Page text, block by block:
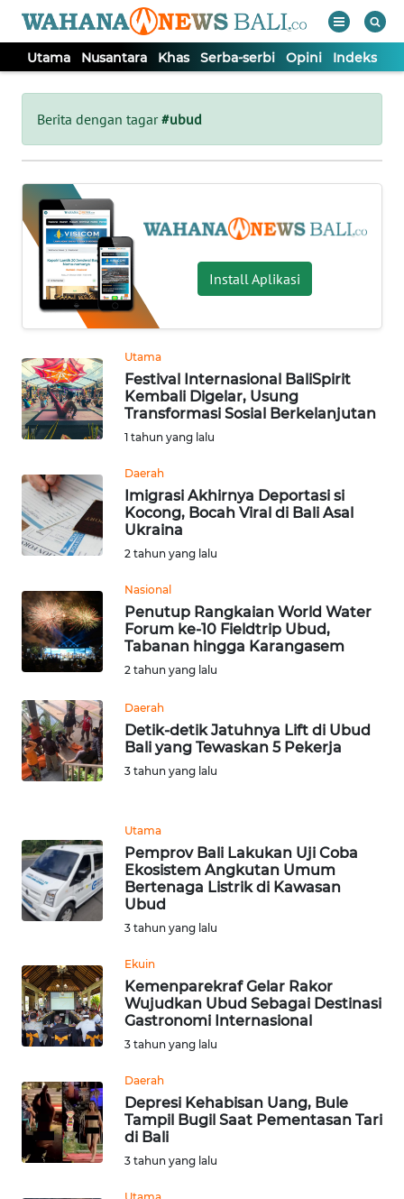
Utama Nusantara Khas Serba-serbi Opini Indeks
Berita dengan tagar#ubud
Install Aplikasi
Utama
Festival Internasional BaliSpirit
Kembali Digelar, Usung
Transformasi Sosial Berkelanjutan
1 tahun yang lalu
Daerah
Imigrasi Akhirnya Deportasi si
Kocong, Bocah Viral di Bali Asal
Ukraina
2 tahun yang lalu
Nasional
Penutup Rangkaian World Water
Forum ke-10 Fieldtrip Ubud,
Tabanan hingga Karangasem
2 tahun yang lalu
Daerah
Detik-detik Jatuhnya Lift di Ubud
Bali yang Tewaskan 5 Pekerja
3 tahun yang lalu
Utama
Pemprov Bali Lakukan Uji Coba
Ekosistem Angkutan Umum
Bertenaga Listrik di Kawasan
Ubud
3 tahun yang lalu
Ekuin
Kemenparekraf Gelar Rakor
Wujudkan Ubud Sebagai Destinasi
Gastronomi Internasional
3 tahun yang lalu
Daerah
Depresi Kehabisan Uang, Bule
Tampil Bugil Saat Pementasan Tari
di Bali
3 tahun yang lalu
Tutup
UTAMA
NUSANTARA
KHAS
SERBA-
SERBI
OPINI
Informasi
INDEKS
BERITA
KONTAK
KAMI
INFO
IKLAN
TENTANG
PEDOMAN
MEDIA
SIBER
KARIR
DISCLAIMER
Wahana
News
Regional
WN
WN
JAKARTA